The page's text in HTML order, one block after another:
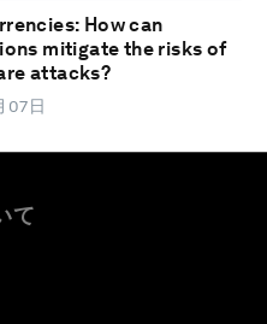
How can
mitigate the risks of
attacks?
07日
て